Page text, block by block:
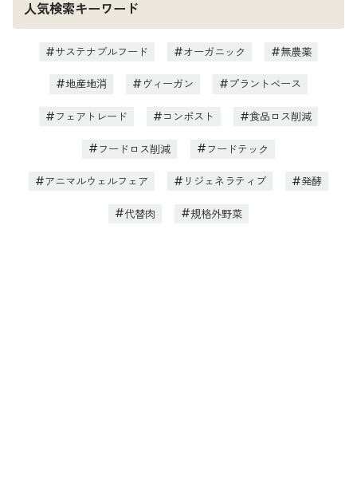
人気検索キーワード
サステナブルフード オーガニック 無農薬
地産地消 ヴィーガン プラントベース
フェアトレード コンポスト 食品ロス削減
フードロス削減 フードテック
アニマルウェルフェア リジェネラティブ 発酵
代替肉 規格外野菜